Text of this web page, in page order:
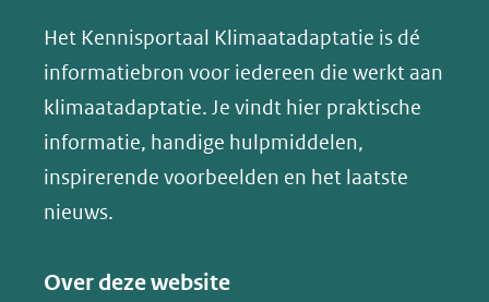
website)
website)
website)
y
(opent
in
nieuw
venster)
naar
een
andere
website)
Het Kennisportaal Klimaatadaptatie is dé
informatiebron voor iedereen die werkt aan
klimaatadaptatie. Je vindt hier praktische
informatie, handige hulpmiddelen,
inspirerende voorbeelden en het laatste
nieuws.
Over deze website